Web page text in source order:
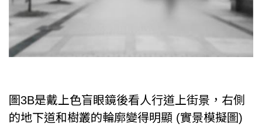
圖3B是戴上色盲眼鏡後看人行道上街景，右側
的地下道和樹叢的輪廓變得明顯 (實景模擬圖)